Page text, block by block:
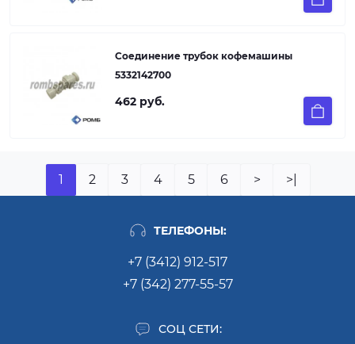
Соединение трубок кофемашины
5332142700
462 руб.
1 2 3 4 5 6 > >|
ТЕЛЕФОНЫ:
+7 (3412) 912-517
+7 (342) 277-55-57
СОЦ СЕТИ: